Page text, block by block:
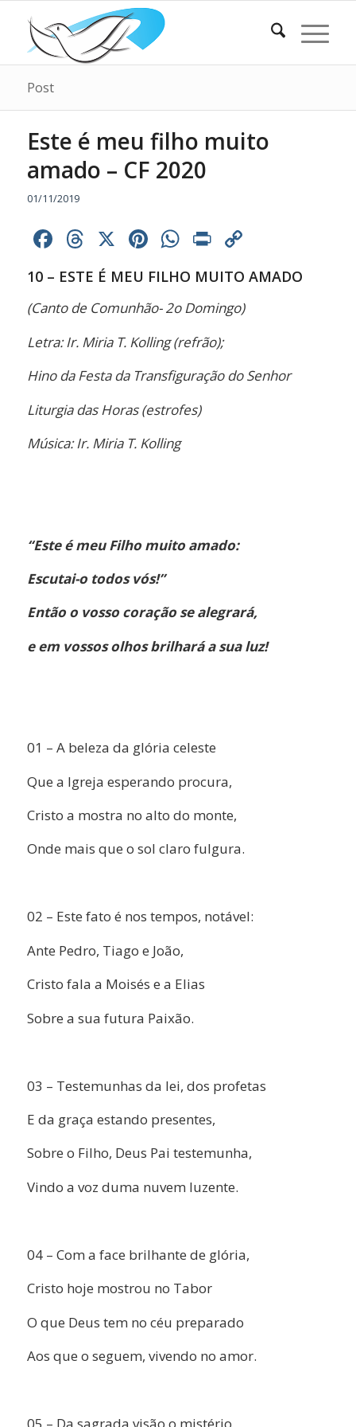
Post
Este é meu filho muito
amado – CF 2020
01/11/2019
Facebook
Threads
X Pinterest
WhatsApp
Print
Link
10 – ESTE É MEU FILHO MUITO AMADO
(Canto de Comunhão- 2o Domingo)
Letra: Ir. Miria T. Kolling (refrão);
Hino da Festa da Transfiguração do Senhor
Liturgia das Horas (estrofes)
Música: Ir. Miria T. Kolling
“Este é meu Filho muito amado:
Escutai-o todos vós!”
Então o vosso coração se alegrará,
e em vossos olhos brilhará a sua luz!
01 – A beleza da glória celeste
Que a Igreja esperando procura,
Cristo a mostra no alto do monte,
Onde mais que o sol claro fulgura.
02 – Este fato é nos tempos, notável:
Ante Pedro, Tiago e João,
Cristo fala a Moisés e a Elias
Sobre a sua futura Paixão.
03 – Testemunhas da lei, dos profetas
E da graça estando presentes,
Sobre o Filho, Deus Pai testemunha,
Vindo a voz duma nuvem luzente.
04 – Com a face brilhante de glória,
Cristo hoje mostrou no Tabor
O que Deus tem no céu preparado
Aos que o seguem, vivendo no amor.
05 – Da sagrada visão o mistério